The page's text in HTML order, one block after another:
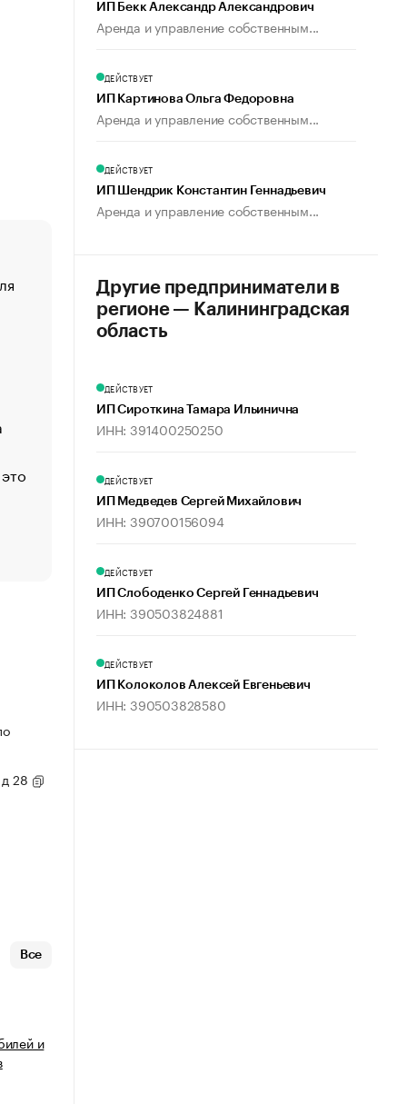
«От спорта тело стареет иначе». Как живет глава
создавшей GTA
«Деньги будут не нужны»: что рассказал Маск в
Функции менеджмента: пять ключевых основ
управления
ЕС разрешил конфискацию российской нефти —
Стресс обеспеченных людей: почему рост доходов
Что обвинения против Павла Дурова значат для
28
Все
и
ИП Бекк Александр Александрович
Аренда и управление собственным...
ДЕЙСТВУЕТ
ИП Картинова Ольга Федоровна
Аренда и управление собственным...
ДЕЙСТВУЕТ
ИП Шендрик Константин Геннадьевич
Аренда и управление собственным...
Другие предприниматели в
регионе — Калининградская
область
ДЕЙСТВУЕТ
ИП Сироткина Тамара Ильинична
ИНН: 391400250250
ДЕЙСТВУЕТ
ИП Медведев Сергей Михайлович
ИНН: 390700156094
ДЕЙСТВУЕТ
ИП Слободенко Сергей Геннадьевич
ИНН: 390503824881
ДЕЙСТВУЕТ
ИП Колоколов Алексей Евгеньевич
ИНН: 390503828580